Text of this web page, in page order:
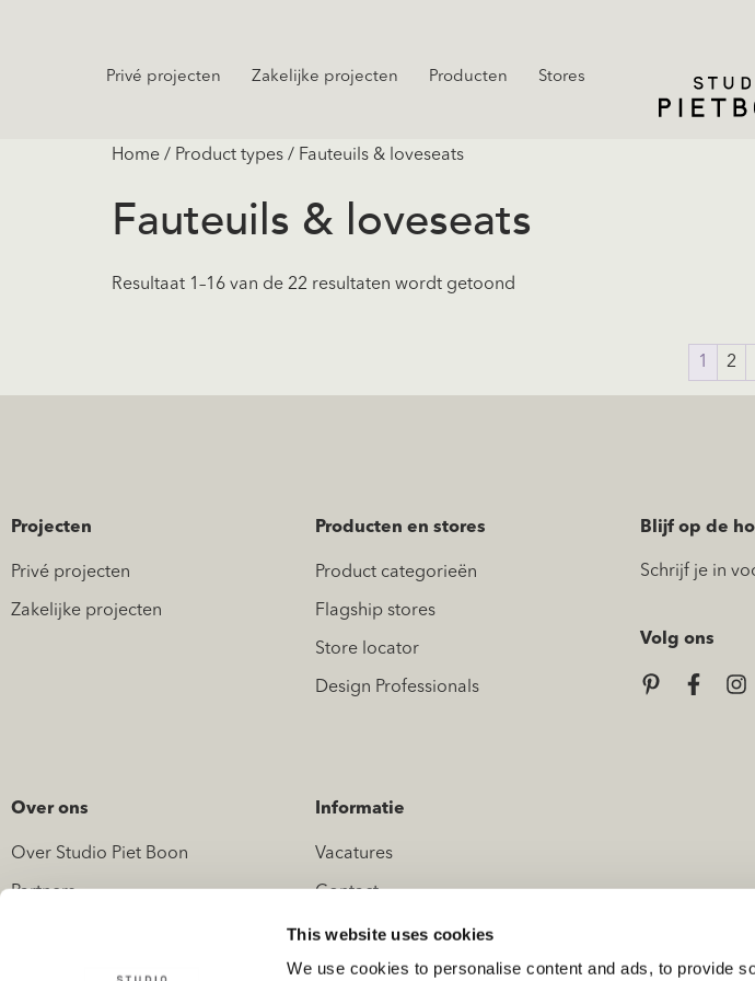
This website uses cookies
We use cookies to personalise content and ads, to provide
Privé projecten Zakelijke projecten Producten Stores
Home / Product types / Fauteuils & loveseats
Fauteuils & loveseats
Resultaat 1–16 van de 22 resultaten wordt getoond
1 2
Projecten
Privé projecten
Zakelijke projecten
Producten en stores
Product categorieën
Flagship stores
Store locator
Design Professionals
Over ons
Over Studio Piet Boon
Partners
Informatie
Vacatures
Contact
Pers en media
Blijf op de
Schrijf je in
Volg ons